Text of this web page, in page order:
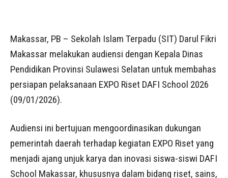
Makassar, PB – Sekolah Islam Terpadu (SIT) Darul Fikri
Makassar melakukan audiensi dengan Kepala Dinas
Pendidikan Provinsi Sulawesi Selatan untuk membahas
persiapan pelaksanaan EXPO Riset DAFI School 2026
(09/01/2026).
Audiensi ini bertujuan mengoordinasikan dukungan
pemerintah daerah terhadap kegiatan EXPO Riset yang
menjadi ajang unjuk karya dan inovasi siswa-siswi DAFI
School Makassar, khususnya dalam bidang riset, sains,